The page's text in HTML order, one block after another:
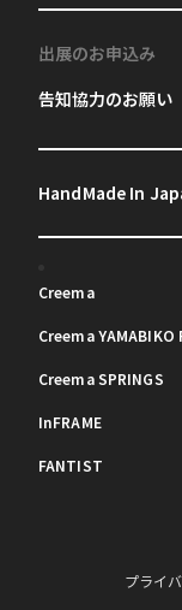
出展のお申込み
告知協力のお願い
HandMade In
Creema
Creema YAMABIKO
Creema SPRINGS
InFRAME
FANTIST
プライ